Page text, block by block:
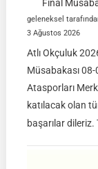
Final
geleneksel
3 Ağustos 2026
Atlı Okçuluk
Müsabakası
Atasporları
katılacak olan
başarılar dileriz.